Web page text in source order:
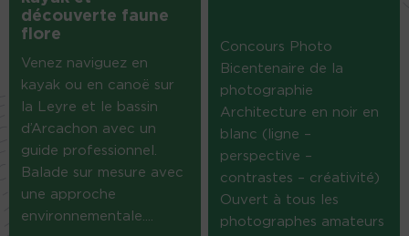
découverte faune
flore
Venez naviguez en
kayak ou en canoë sur
la Leyre et le bassin
d’Arcachon avec un
guide professionnel.
Balade sur mesure avec
une approche
environnementale....
Concours Photo
Bicentenaire de la
photographie
Architecture en noir en
blanc (ligne –
perspective –
contrastes – créativité)
Ouvert à tous les
photographes amateurs